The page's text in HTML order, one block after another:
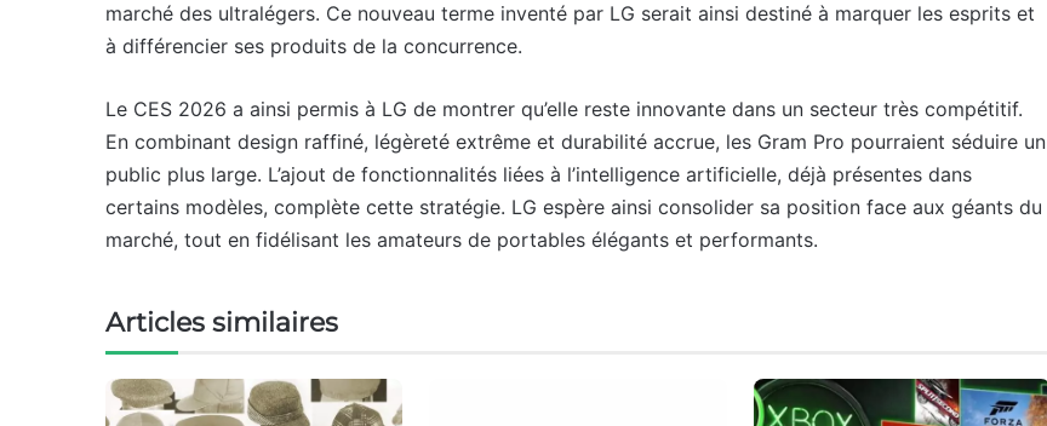
marché des ultralégers. Ce nouveau terme inventé par LG serait ainsi destiné à marquer les esprits et
à différencier ses produits de la concurrence.
Le CES 2026 a ainsi permis à LG de montrer qu’elle reste innovante dans un secteur très compétitif.
En combinant design raffiné, légèreté extrême et durabilité accrue, les Gram Pro pourraient séduire un
public plus large. L’ajout de fonctionnalités liées à l’intelligence artificielle, déjà présentes dans
certains modèles, complète cette stratégie. LG espère ainsi consolider sa position face aux géants du
marché, tout en fidélisant les amateurs de portables élégants et performants.
Articles similaires